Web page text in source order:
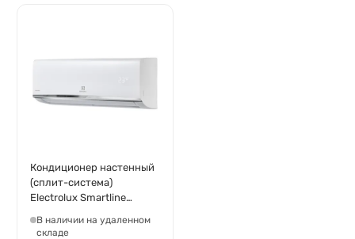
Кондиционер настенный
(сплит-система)
Electrolux Smartline
В наличии на удаленном
складе